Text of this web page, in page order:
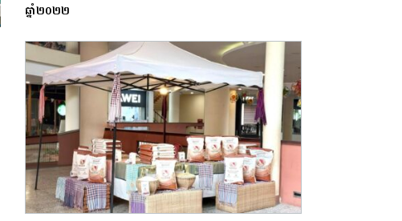
ឆ្នាំ២០២២